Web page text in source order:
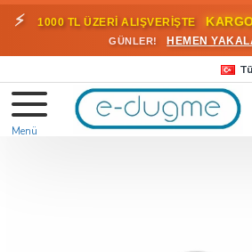
⚡ 1000 TL ÜZERİ ALIŞVERİŞTE
GÜNLER!
HEMEN